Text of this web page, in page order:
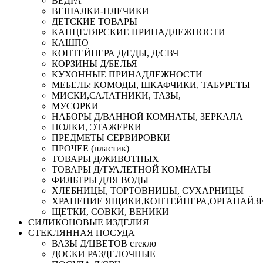
ВЕШАЛКИ-ПЛЕЧИКИ
ДЕТСКИЕ ТОВАРЫ
КАНЦЕЛЯРСКИЕ ПРИНАДЛЕЖНОСТИ
КАШПО
КОНТЕЙНЕРА Д/ЕДЫ, Д/СВЧ
КОРЗИНЫ Д/БЕЛЬЯ
КУХОННЫЕ ПРИНАДЛЕЖНОСТИ
МЕБЕЛЬ: КОМОДЫ, ШКАФЧИКИ, ТАБУРЕТЫ
МИСКИ,САЛАТНИКИ, ТАЗЫ,
МУСОРКИ
НАБОРЫ Д/ВАННОЙ КОМНАТЫ, ЗЕРКАЛА
ПОЛКИ, ЭТАЖЕРКИ
ПРЕДМЕТЫ СЕРВИРОВКИ
ПРОЧЕЕ (пластик)
ТОВАРЫ Д/ЖИВОТНЫХ
ТОВАРЫ Д/ТУАЛЕТНОЙ КОМНАТЫ
ФИЛЬТРЫ ДЛЯ ВОДЫ
ХЛЕБНИЦЫ, ТОРТОВНИЦЫ, СУХАРНИЦЫ
ХРАНЕНИЕ
ЩЕТКИ, СОВКИ, ВЕНИКИ
СИЛИКОНОВЫЕ ИЗДЕЛИЯ
СТЕКЛЯННАЯ ПОСУДА
ВАЗЫ Д/ЦВЕТОВ стекло
ДОСКИ РАЗДЕЛОЧНЫЕ